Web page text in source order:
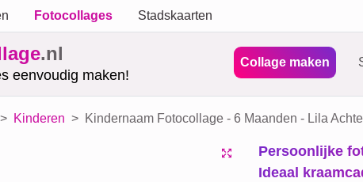
Fotocollages Stadskaarten
.nl
eenvoudig maken!
Collage maken
Kinderen Kindernaam Fotocollage - 6 Maanden - Lila
Persoonlijke
Ideaal